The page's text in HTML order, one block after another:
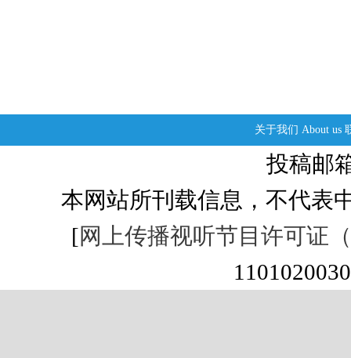
关于我们 About us
投稿邮
本网站所刊载信息，不代表
[网上传播视听节目许可证